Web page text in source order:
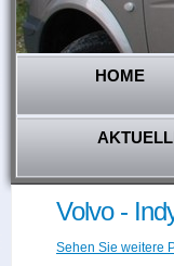
HOME
Volvo -
Sehen Sie weitere